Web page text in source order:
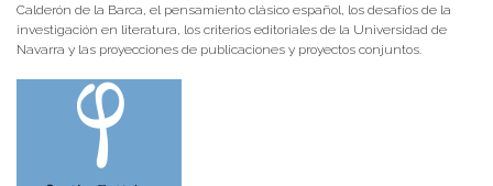
Calderón de la Barca, el pensamiento clásico español, los desafíos de la
investigación en literatura, los criterios editoriales de la Universidad de
Navarra y las proyecciones de publicaciones y proyectos conjuntos.